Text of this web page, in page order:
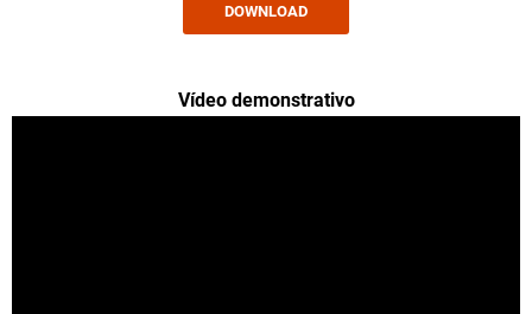
DOWNLOAD
Vídeo demonstrativo